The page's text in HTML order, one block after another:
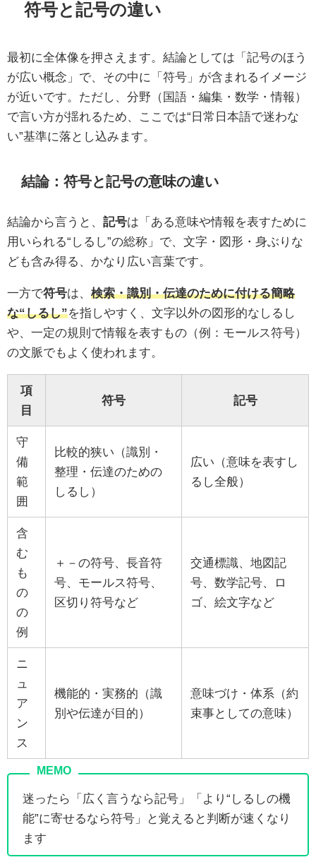
符号と記号の違い
最初に全体像を押さえます。結論としては「記号のほう
が広い概念」で、その中に「符号」が含まれるイメージ
が近いです。ただし、分野（国語・編集・数学・情報）
で言い方が揺れるため、ここでは“日常日本語で迷わな
い”基準に落とし込みます。
結論：符号と記号の意味の違い
結論から言うと、 記号は「ある意味や情報を表すために
用いられる“しるし”の総称」で、文字・図形・身ぶりな
ども含み得る、かなり広い言葉です。
一方で符号は、 検索・識別・伝達のために付ける簡略
な“しるし”を指しやすく、文字以外の図形的なしるし
や、一定の規則で情報を表すもの（例：モールス符号）
の文脈でもよく使われます。
項
目
符号 記号
守
備
範
囲
比較的狭い（識別・
整理・伝達のための
しるし）
広い（意味を表すし
るし全般）
含
む
も
の
の
例
＋－の符号、長音符
号、モールス符号、
区切り符号など
交通標識、地図記
号、数学記号、ロ
ゴ、絵文字など
ニ
ュ
ア
ン
ス
機能的・実務的（識
別や伝達が目的）
意味づけ・体系（約
束事としての意味）
迷ったら「広く言うなら記号」「より“しるしの機
能”に寄せるなら符号」と覚えると判断が速くなり
ます